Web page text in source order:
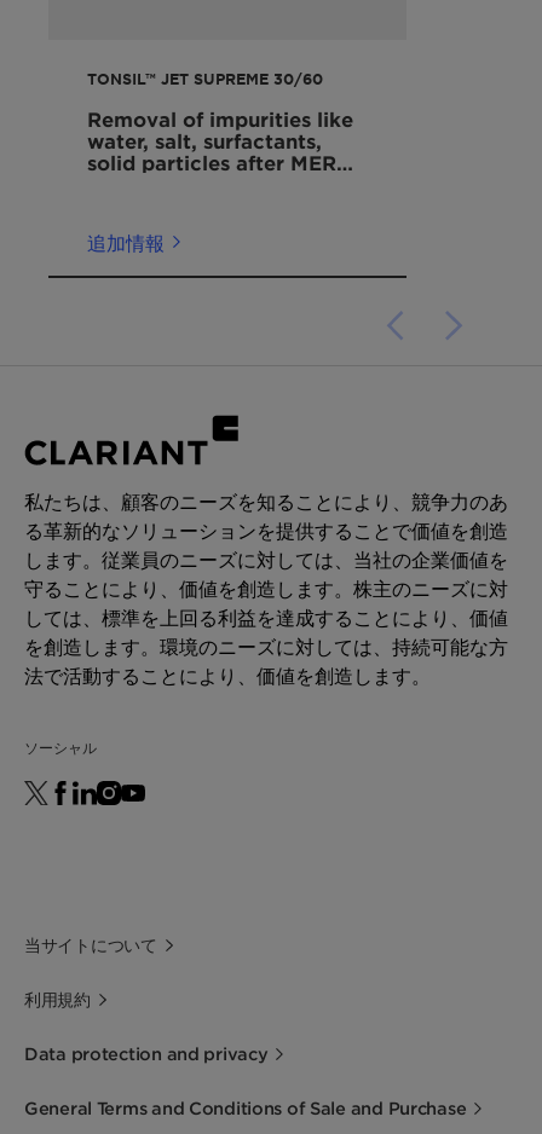
TONSIL™ JET SUPREME 30/60
Removal of impurities like
water, salt, surfactants,
solid particles after MEROX
追加情報
私たちは、顧客のニーズを知ることにより、競争力のあ
る革新的なソリューションを提供することで価値を創造
します。従業員のニーズに対しては、当社の企業価値を
守ることにより、価値を創造します。株主のニーズに対
しては、標準を上回る利益を達成することにより、価値
を創造します。環境のニーズに対しては、持続可能な方
法で活動することにより、価値を創造します。
ソーシャル
当サイトについて
利用規約
Data protection and privacy
General Terms and Conditions of Sale and Purchase